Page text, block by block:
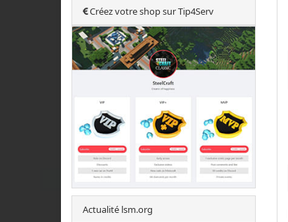
Créez votre shop sur Tip4Serv
Actualité lsm.org